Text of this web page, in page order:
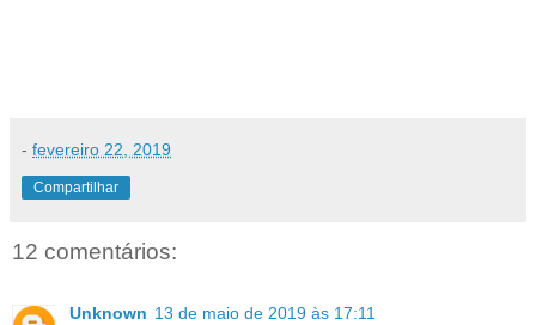
- fevereiro 22, 2019
Compartilhar
12 comentários:
Unknown 13 de maio de 2019 às 17:11